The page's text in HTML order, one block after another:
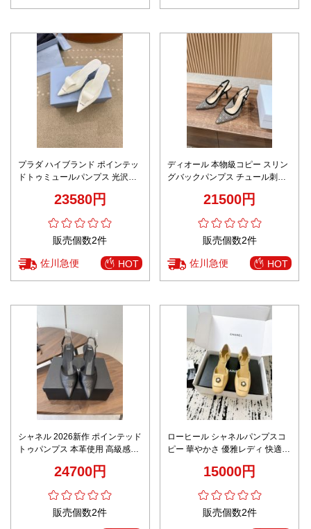
プラダ ハイブランド ポインテッ
ドトゥミュールパンプス 光沢レ
ザイン 丁寧な縫製
23580円
販売個数2件
佐川急便 HOT
ディオール 本物級コピー スリン
グバックパンプス チュール刺繍
21500円
販売個数2件
佐川急便 HOT
シャネル 2026新作 ポインテッド
トゥパンプス 本革使用 高級感仕
安心サイト 本物級コピー 高再現
24700円
販売個数2件
ローヒール シャネルパンプスコ
ピー 華やかさ 優雅レディ 快適な
15000円
販売個数2件